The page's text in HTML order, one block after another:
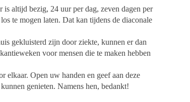
altijd bezig, 24 uur per dag, zeven dagen per
te mogen laten. Dat kan tijdens de diaconale
gekluisterd zijn door ziekte, kunnen er dan
voor mensen die te maken hebben
elkaar. Open uw handen en geef aan deze
genieten. Namens hen, bedankt!